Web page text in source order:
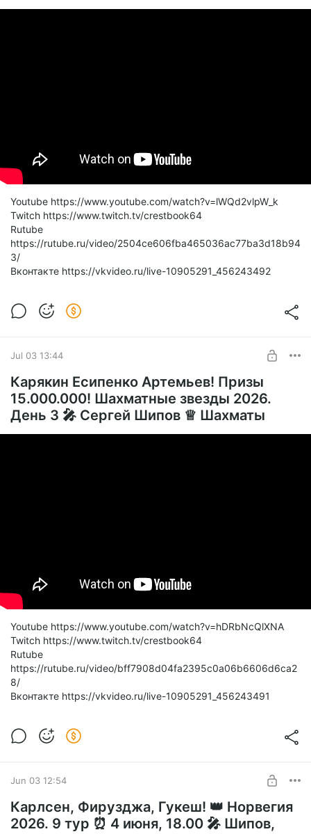
Youtube https://www.youtube.com/watch?v=lWQd2vlpW_k
Twitch https://www.twitch.tv/crestbook64
Rutube
https://rutube.ru/video/2504ce606fba465036ac77ba3d18b94
3/
Вконтакте https://vkvideo.ru/live-10905291_456243492
Jul 03 13:44
Карякин Есипенко Артемьев! Призы
15.000.000! Шахматные звезды 2026.
День 3 🎤 Сергей Шипов ♕ Шахматы
Youtube https://www.youtube.com/watch?v=hDRbNcQlXNA
Twitch https://www.twitch.tv/crestbook64
Rutube
https://rutube.ru/video/bff7908d04fa2395c0a06b6606d6ca2
8/
Вконтакте https://vkvideo.ru/live-10905291_456243491
Jun 03 12:54
Карлсен, Фирузджа, Гукеш! 👑 Норвегия
2026. 9 тур ⏰ 4 июня, 18.00 🎤 Шипов,